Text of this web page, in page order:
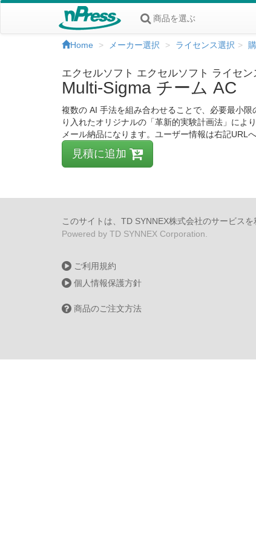
商品を選ぶ
Home メーカー選択 ライセンス選択
エクセルソフト エクセルソフト ライセン
Multi-Sigma チーム AC
複数の AI 手法を組み合わせることで、必要最小
り入れたオリジナルの「革新的実験計画法」によ
メール納品になります。ユーザー情報は右記
見積に追加
このサイトは、TD SYNNEX株式会社のサービス
Powered by TD SYNNEX Corporation.
ご利用規約
個人情報保護方針
商品のご注文方法